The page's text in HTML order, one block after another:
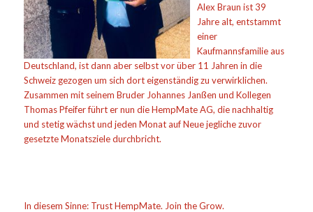
Alex Braun ist 39
Jahre alt, entstammt
einer
Kaufmannsfamilie aus
Deutschland, ist dann aber selbst vor über 11 Jahren in die
Schweiz gezogen um sich dort eigenständig zu verwirklichen.
Zusammen mit seinem Bruder Johannes Janßen und Kollegen
Thomas Pfeifer führt er nun die HempMate AG, die nachhaltig
und stetig wächst und jeden Monat auf Neue jegliche zuvor
gesetzte Monatsziele durchbricht.
In diesem Sinne: Trust HempMate. Join the Grow.